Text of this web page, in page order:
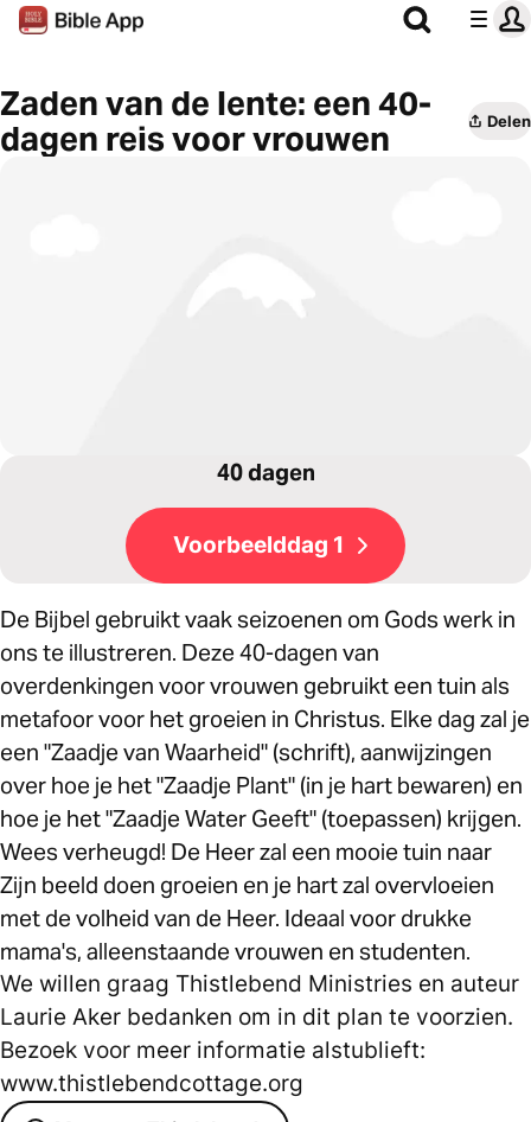
Zaden van de lente: een 40-
dagen reis voor vrouwen
Delen
40 dagen
Voorbeelddag 1
De Bijbel gebruikt vaak seizoenen om Gods werk in
ons te illustreren. Deze 40-dagen van
overdenkingen voor vrouwen gebruikt een tuin als
metafoor voor het groeien in Christus. Elke dag zal je
een "Zaadje van Waarheid" (schrift), aanwijzingen
over hoe je het "Zaadje Plant" (in je hart bewaren) en
hoe je het "Zaadje Water Geeft" (toepassen) krijgen.
Wees verheugd! De Heer zal een mooie tuin naar
Zijn beeld doen groeien en je hart zal overvloeien
met de volheid van de Heer. Ideaal voor drukke
mama's, alleenstaande vrouwen en studenten.
We willen graag Thistlebend Ministries en auteur
Laurie Aker bedanken om in dit plan te voorzien.
Bezoek voor meer informatie alstublieft:
www.thistlebendcottage.org